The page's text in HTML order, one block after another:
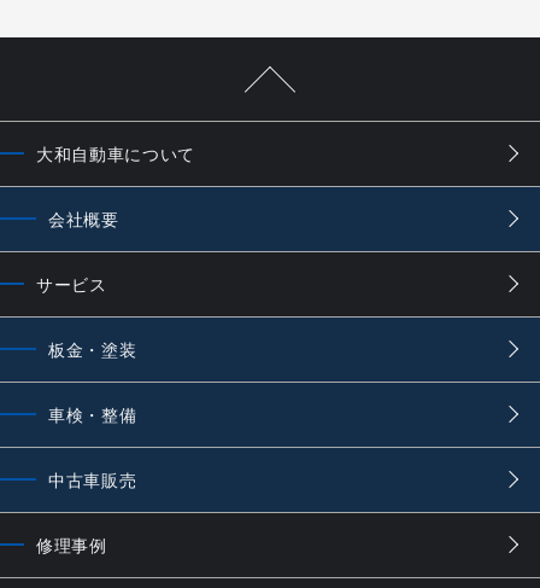
大和自動車について
会社概要
サービス
板金・塗装
車検・整備
中古車販売
修理事例